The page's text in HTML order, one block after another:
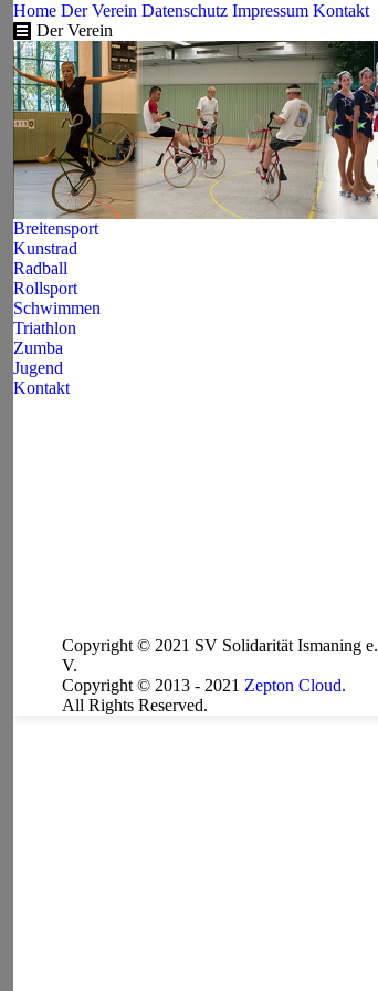
Home Der Verein Datenschutz Impressum Kontakt
Der Verein
Breitensport
Kunstrad
Radball
Rollsport
Schwimmen
Triathlon
Zumba
Jugend
Kontakt
Copyright © 2021 SV Solidarität Ismaning e.
V.
Copyright © 2013 - 2021 Zepton Cloud.
All Rights Reserved.